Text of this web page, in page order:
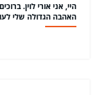
היי, אני אורי לוין.
האהבה הגדולה שלי